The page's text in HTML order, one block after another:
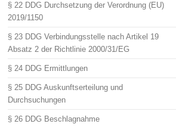
§ 22 DDG Durchsetzung der Verordnung (EU)
2019/1150
§ 23 DDG Verbindungsstelle nach Artikel 19
Absatz 2 der Richtlinie 2000/31/EG
§ 24 DDG Ermittlungen
§ 25 DDG Auskunftserteilung und
Durchsuchungen
§ 26 DDG Beschlagnahme